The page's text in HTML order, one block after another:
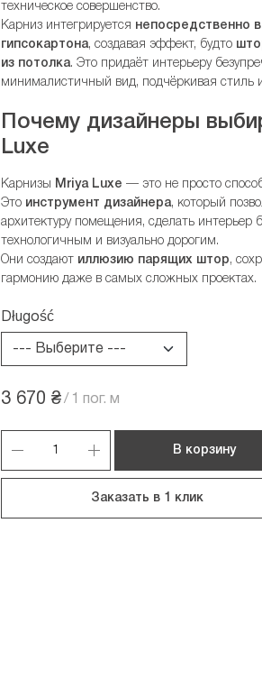
техническое совершенство.
Карниз интегрируется непосредственно
гипсокартона, создавая эффект, будто
из потолка. Это придаёт интерьеру
минималистичный вид, подчёркивая стиль
Почему дизайнеры
Luxe
Карнизы Mriya Luxe — это не просто
Это инструмент дизайнера, который
архитектуру помещения, сделать интерьер
технологичным и визуально дорогим.
Они создают иллюзию парящих штор,
гармонию даже в самых сложных проектах.
Długość
3 670 ₴ / 1 пог. м
В корзину
Заказать в 1 клик